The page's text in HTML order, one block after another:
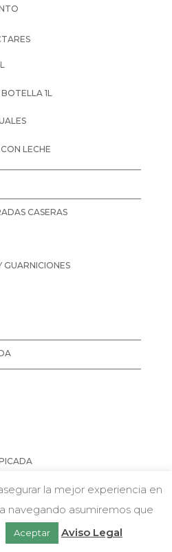
1L
LECHE
CASERAS
GUARNICIONES
Y CONEJO
w Chatea con nosotros
la mejor experiencia en
navegando asumiremos que
Aceptar Aviso Legal